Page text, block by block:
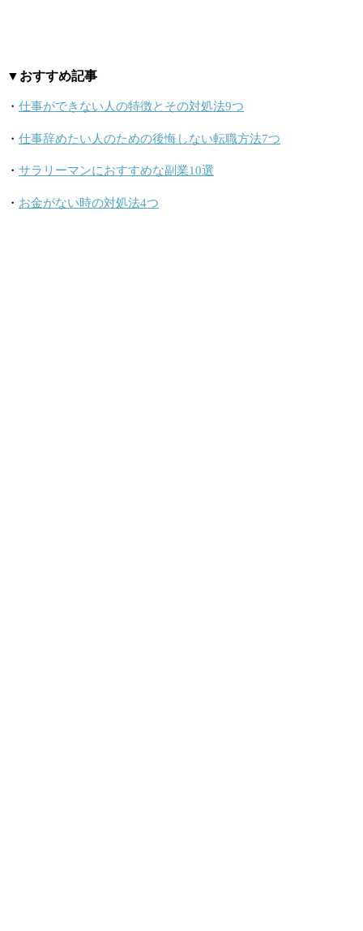
▼おすすめ記事
・ 仕事ができない人の特徴とその対処法9つ
・ 仕事辞めたい人のための後悔しない転職方法7つ
・ サラリーマンにおすすめな副業10選
・ お金がない時の対処法4つ